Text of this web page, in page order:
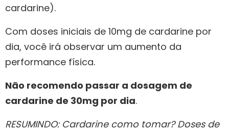
cardarine).
Com doses iniciais de 10mg de cardarine por
dia, você irá observar um aumento da
performance física.
Não recomendo passar a dosagem de
cardarine de 30mg por dia.
RESUMINDO: Cardarine como tomar? Doses de